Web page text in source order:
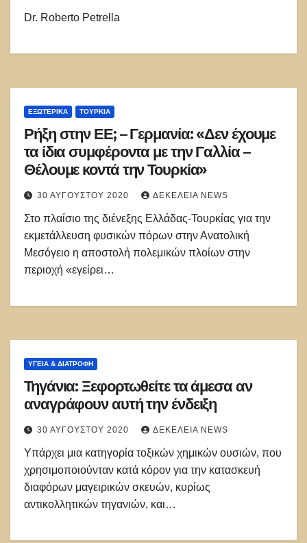
Dr. Roberto Petrella
ΕΞΩΤΕΡΙΚΑ ΤΟΥΡΚΊΑ
Ρήξη στην ΕΕ; – Γερμανία: «Δεν έχουμε
τα ίδια συμφέροντα με την Γαλλία –
Θέλουμε κοντά την Τουρκία»
30 ΑΥΓΟΎΣΤΟΥ 2020 ΔΕΚΈΛΕΙΑ NEWS
Στο πλαίσιο της διένεξης Ελλάδας-Toυρκίας για την
εκμετάλλευση φυσικών πόρων στην Ανατολική
Μεσόγειο η αποστολή πολεμικών πλοίων στην
περιοχή «εγείρει…
ΥΓΕΙΑ & ΔΙΑΤΡΟΦΗ
Τηγάνια: Ξεφορτωθείτε τα άμεσα αν
αναγράφουν αυτή την ένδειξη
30 ΑΥΓΟΎΣΤΟΥ 2020 ΔΕΚΈΛΕΙΑ NEWS
Υπάρχει μια κατηγορία τοξικών χημικών ουσιών, που
χρησιμοποιούνταν κατά κόρον για την κατασκευή
διαφόρων μαγειρικών σκευών, κυρίως
αντικολλητικών τηγανιών, και…